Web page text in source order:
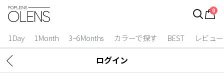
0
1Day 1Month 3~6Months カラーで探す BEST レビュー
ログイン
カラコン比較
今月限定特典
ログイン